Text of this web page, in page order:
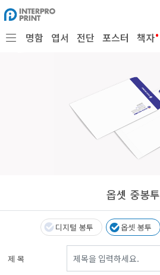
명함 엽서 전단 포스터 책자•
옵셋 중봉투
디지털 봉투 옵셋 봉투
제 목